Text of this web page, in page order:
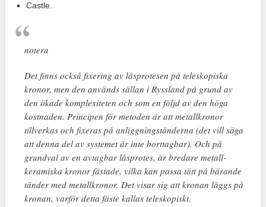
Castle.
notera
Det finns också fixering av låsprotesen på teleskopiska
kronor, men den används sällan i Ryssland på grund av
den ökade komplexiteten och som en följd av den höga
kostnaden. Principen för metoden är att metallkronor
tillverkas och fixeras på anliggningständerna (det vill säga
att denna del av systemet är inte borttagbar). Och på
grundval av en avtagbar låsprotes, är bredare metall-
keramiska kronor fästade, vilka kan passa tätt på bärande
tänder med metallkronor. Det visar sig att kronan läggs på
kronan, varför detta fäste kallas teleskopiskt.